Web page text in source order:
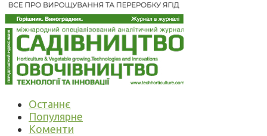
Останнє
Популярне
Коменти